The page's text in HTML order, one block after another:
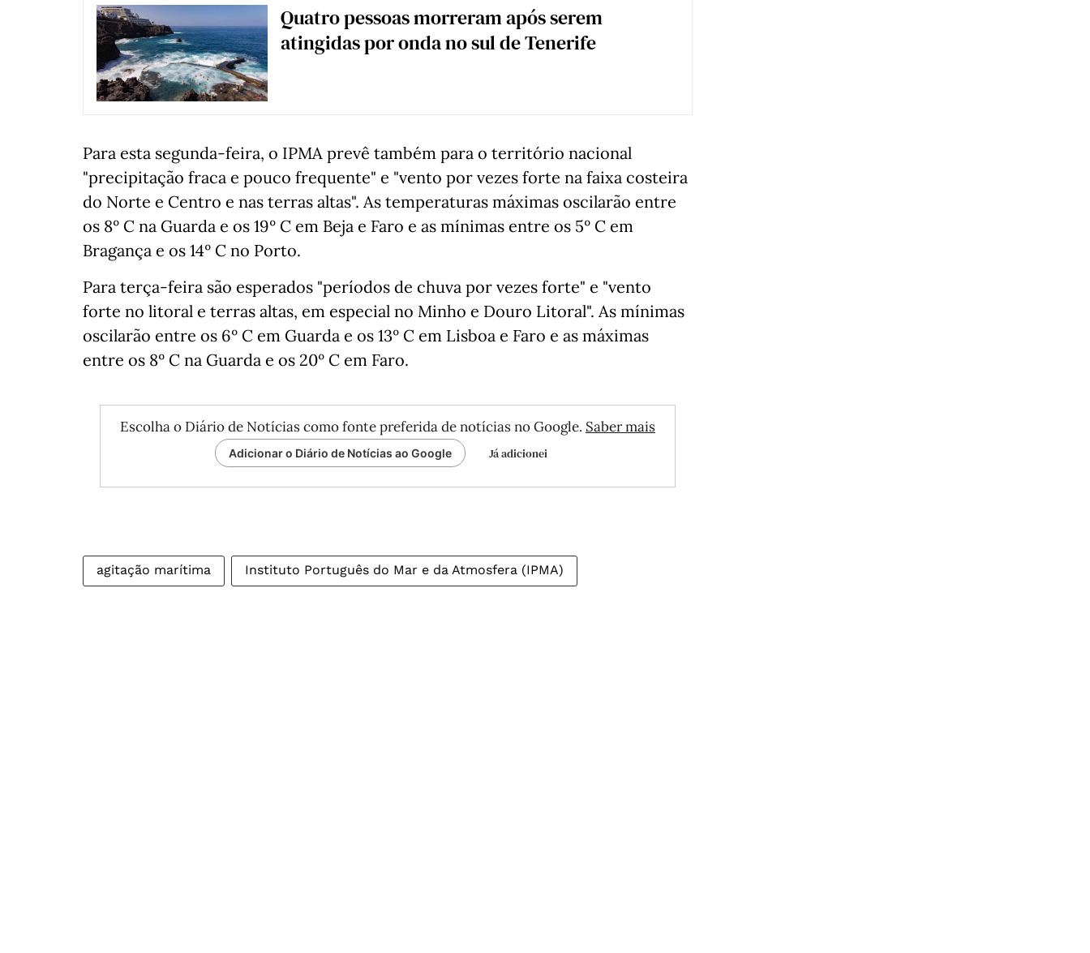
Quatro pessoas morreram após serem
atingidas por onda no sul de Tenerife
Para esta segunda-feira, o IPMA prevê também para o território nacional
"precipitação fraca e pouco frequente" e "vento por vezes forte na faixa costeira
do Norte e Centro e nas terras altas". As temperaturas máximas oscilarão entre
os 8º C na Guarda e os 19º C em Beja e Faro e as mínimas entre os 5º C em
Bragança e os 14º C no Porto.
Para terça-feira são esperados "períodos de chuva por vezes forte" e "vento
forte no litoral e terras altas, em especial no Minho e Douro Litoral". As mínimas
oscilarão entre os 6º C em Guarda e os 13º C em Lisboa e Faro e as máximas
entre os 8º C na Guarda e os 20º C em Faro.
Escolha o Diário de Notícias como fonte preferida de notícias no Google. Saber mais
Adicionar o Diário de Notícias ao Google Já adicionei
agitação marítima Instituto Português do Mar e da Atmosfera (IPMA)